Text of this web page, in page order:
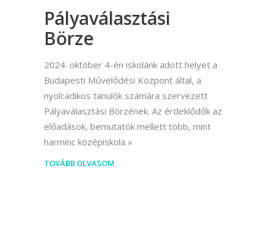
Pályaválasztási
Börze
2024. október 4-én iskolánk adott helyet a
Budapesti Művelődési Központ által, a
nyolcadikos tanulók számára szervezett
Pályaválasztási Börzének. Az érdeklődők az
előadások, bemutatók mellett több, mint
harminc középiskola
TOVÁBB OLVASOM